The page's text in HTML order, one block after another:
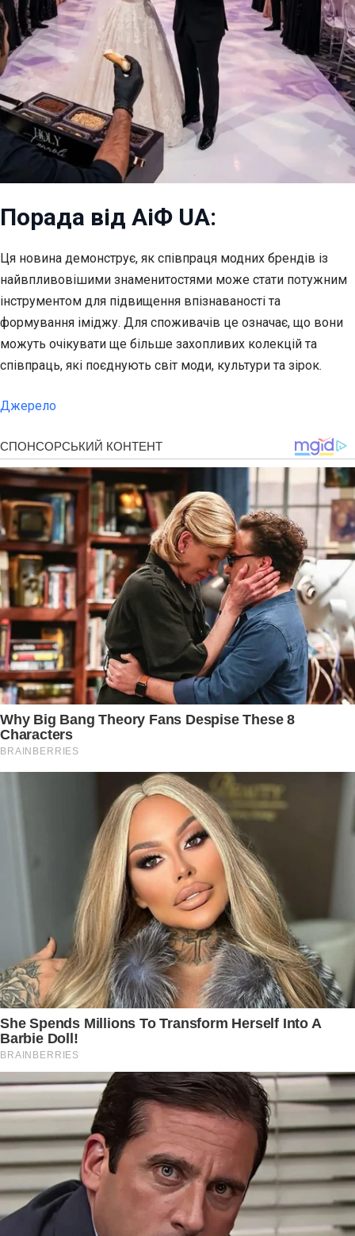
Порада від АіФ UA:
Ця новина демонструє, як співпраця модних брендів із
найвпливовішими знаменитостями може стати потужним
інструментом для підвищення впізнаваності та
формування іміджу. Для споживачів це означає, що вони
можуть очікувати ще більше захопливих колекцій та
співпраць, які поєднують світ моди, культури та зірок.
Джерело